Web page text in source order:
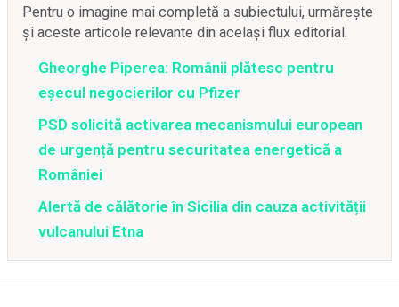
Pentru o imagine mai completă a subiectului, urmărește
și aceste articole relevante din același flux editorial.
Gheorghe Piperea: Românii plătesc pentru
eșecul negocierilor cu Pfizer
PSD solicită activarea mecanismului european
de urgență pentru securitatea energetică a
României
Alertă de călătorie în Sicilia din cauza activității
vulcanului Etna